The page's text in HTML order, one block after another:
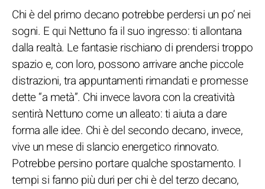
Chi è del primo decano potrebbe perdersi un po’ nei
sogni. E qui Nettuno fa il suo ingresso: ti allontana
dalla realtà. Le fantasie rischiano di prendersi troppo
spazio e, con loro, possono arrivare anche piccole
distrazioni, tra appuntamenti rimandati e promesse
dette “a metà”. Chi invece lavora con la creatività
sentirà Nettuno come un alleato: ti aiuta a dare
forma alle idee. Chi è del secondo decano, invece,
vive un mese di slancio energetico rinnovato.
Potrebbe persino portare qualche spostamento. I
tempi si fanno più duri per chi è del terzo decano,